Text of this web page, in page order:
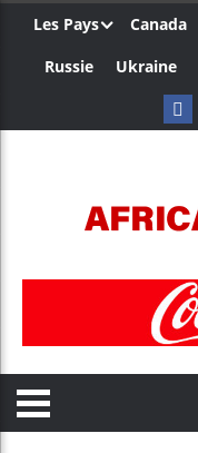
Les Pays Canada
Russie
Ukraine